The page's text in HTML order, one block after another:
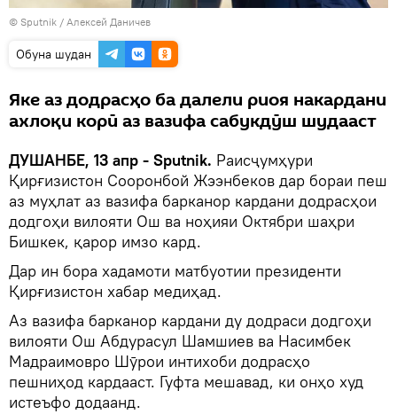
© Sputnik / Алексей Даничев
Обуна шудан
Яке аз додрасҳо ба далели риоя накардани
ахлоқи корӣ аз вазифа сабукдӯш шудааст
ДУШАНБЕ, 13 апр - Sputnik. Раисҷумҳури
Қирғизистон Сооронбой Жээнбеков дар бораи пеш
аз муҳлат аз вазифа барканор кардани додрасҳои
додгоҳи вилояти Ош ва ноҳияи Октябри шаҳри
Бишкек, қарор имзо кард.
Дар ин бора хадамоти матбуотии президенти
Қирғизистон хабар медиҳад.
Аз вазифа барканор кардани ду додраси додгоҳи
вилояти Ош Абдурасул Шамшиев ва Насимбек
Мадраимовро Шӯрои интихоби додрасҳо
пешниҳод кардааст. Гуфта мешавад, ки онҳо худ
истеъфо додаанд.